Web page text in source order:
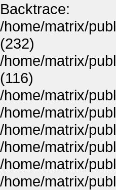
Backtrace:
/home/matrix/
(232)
/home/matrix/
(116)
/home/matrix/
/home/matrix/
/home/matrix/
/home/matrix/
/home/matrix/
/home/matrix/